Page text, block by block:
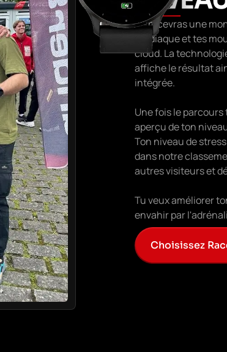
Tu recevras une
cardiaque et tes
cloud. La
affiche le résultat
intégrée.
Une fois le
aperçu de ton
Ton niveau de
dans notre
autres visiteurs et
Tu veux améliorer
envahir par
Choisissez